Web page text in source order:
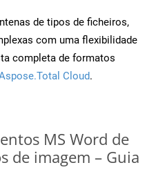
de tipos de ficheiros,
com uma flexibilidade
completa de formatos
Cloud.
MS Word de
de imagem – Guia